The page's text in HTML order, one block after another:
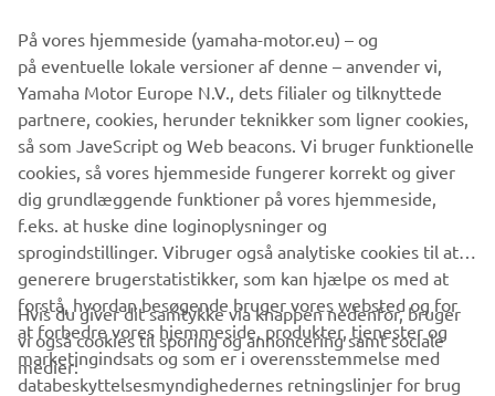
Klik venligst på et af ikonerne for at downloade den gratis
MyRide-app.
VIRKSOMHED
På vores hjemmeside (yamaha-motor.eu) – og
på eventuelle lokale versioner af denne – anvender vi,
Yamaha Motor Europe N.V., dets filialer og tilknyttede
partnere, cookies, herunder teknikker som ligner cookies,
så som JaveScript og Web beacons. Vi bruger funktionelle
cookies, så vores hjemmeside fungerer korrekt og giver
dig grundlæggende funktioner på vores hjemmeside,
f.eks. at huske dine loginoplysninger og
sprogindstillinger. Vibruger også analytiske cookies til at
generere brugerstatistikker, som kan hjælpe os med at
forstå, hvordan besøgende bruger vores websted og for
at forbedre vores hjemmeside, produkter, tjenester og
marketingindsats og som er i overensstemmelse med
databeskyttelsesmyndighedernes retningslinjer for brug
Hvis du giver dit samtykke via knappen nedenfor, bruger
vi også cookies til sporing og annoncering samt sociale
medier: